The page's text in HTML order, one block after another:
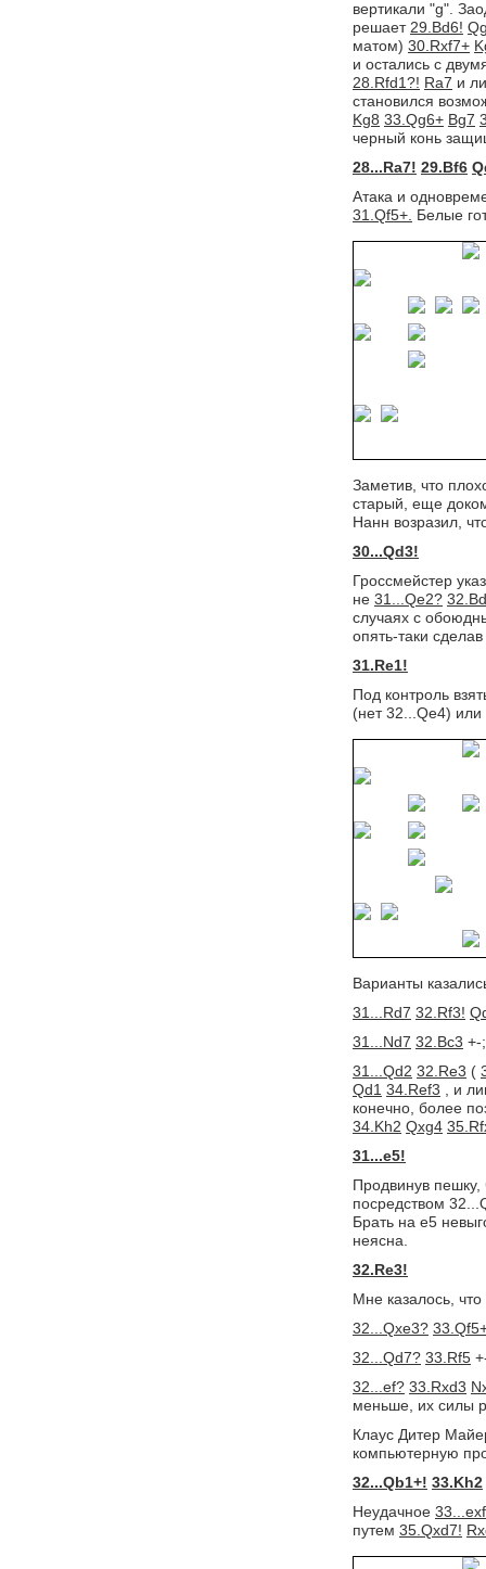
вертикали "g".
решает 29.Bd6!
матом) 30.Rxf7+
и остались с
28.Rfd1?! Ra7 и
становился
Kg8 33.Qg6+ Bg7
черный конь
28...Ra7! 29.Bf6
Атака и
31.Qf5+. Белые
Заметив, что
старый, еще
Нанн возразил,
30...Qd3!
Гроссмейстер
не 31...Qe2?
случаях с
опять-таки
31.Re1!
Под контроль
(нет 32...Qe4)
Варианты
31...Rd7 32.Rf3!
31...Nd7 32.Bc3 +-;
31...Qd2 32.Re3 (
Qd1 34.Ref3 , и
конечно, более
34.Kh2 Qxg4
31...e5!
Продвинув пешку,
посредством
Брать на e5
неясна.
32.Re3!
Мне казалось,
32...Qxe3?
32...Qd7? 33.Rf5
32...ef? 33.Rxd3
меньше, их силы
Клаус Дитер
компьютерную
32...Qb1+! 33.Kh2
Неудачное
путем 35.Qxd7!